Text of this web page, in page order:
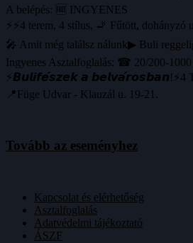
A belépés: 🆓 INGYENES
⚡⚡4 terem, 4 stílus, 🚬 Fűtött, dohányzó
🎤 Amit még találsz nálunk▶ Buli
Ingyenes Asztalfoglalás: ☎ 20/200-
⚡️𝘽𝙪𝙡𝙞𝙛𝙚́𝙨𝙯𝙚𝙠 𝙖 𝙗𝙚𝙡𝙫𝙖́𝙧𝙤𝙨𝙗𝙖𝙣!⚡️4
📍Füge Udvar - Klauzál u. 19-21.
Tovább az eseményhez
Kapcsolat és elérhetőség
Asztalfoglalás
Adatvédelmi tájékoztató
ÁSZF